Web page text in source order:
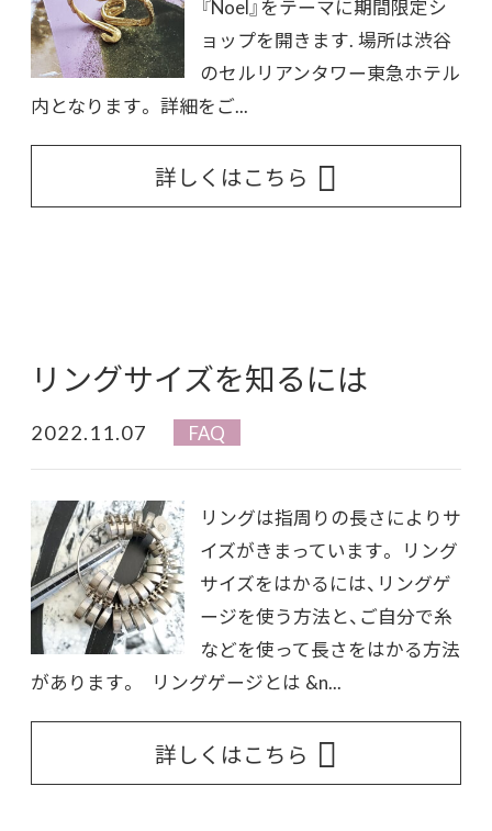
『Noel』をテーマに期間限定シ
ョップを開きます. 場所は渋谷
のセルリアンタワー東急ホテル
内となります。 詳細をご...
詳しくはこちら
リングサイズを知るには
2022.11.07 FAQ
リングは指周りの長さによりサ
イズがきまっています。 リング
サイズをはかるには、リングゲ
ージを使う方法と、ご自分で糸
などを使って長さをはかる方法
があります。 リングゲージとは &n...
詳しくはこちら